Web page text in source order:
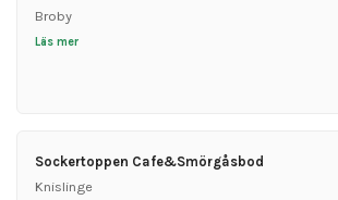
Broby
Läs mer
Sockertoppen Cafe&Smörgåsbod
Knislinge